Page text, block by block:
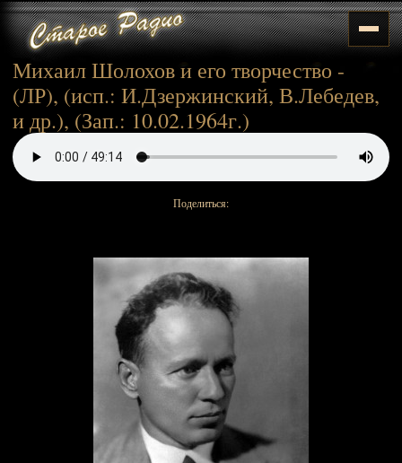
Михаил Шолохов и его творчество -
(ЛР), (исп.: И.Дзержинский, В.Лебедев,
и др.), (Зап.: 10.02.1964г.)
Поделиться: